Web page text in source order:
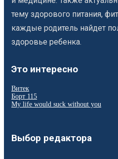
тему здорового питания,
каждые родитель найдет
здоровье ребенка.
Это интересно
Витек
Борт 115
My life would suck without you
Выбор редактора